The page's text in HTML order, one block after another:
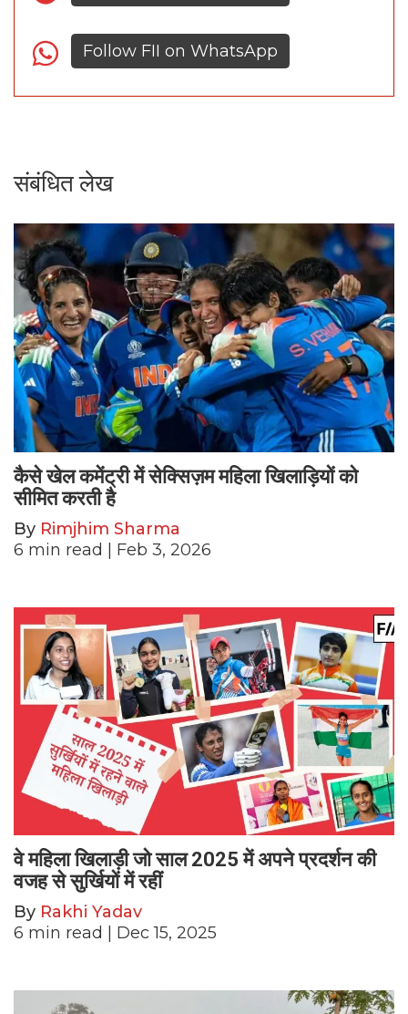
Follow FII on WhatsApp
संबंधित लेख
कैसे खेल कमेंट्री में सेक्सिज़म महिला खिलाड़ियों को
सीमित करती है
By Rimjhim Sharma
6 min read | Feb 3, 2026
वे महिला खिलाड़ी जो साल 2025 में अपने प्रदर्शन की
वजह से सुर्खियों में रहीं
By Rakhi Yadav
6 min read | Dec 15, 2025